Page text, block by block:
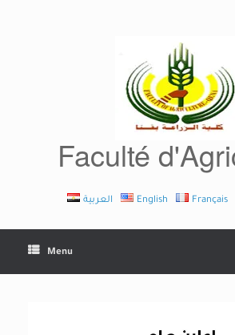
Faculté
العربية English Français
Menu